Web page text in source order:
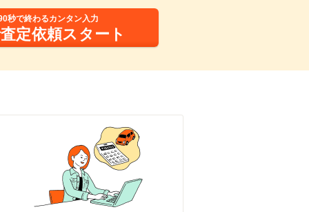
秒で終わるカンタン入力
定依頼スタート